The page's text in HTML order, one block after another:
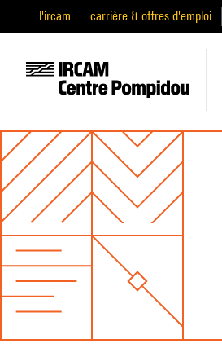
l'ircam carrière & offres d'emploi